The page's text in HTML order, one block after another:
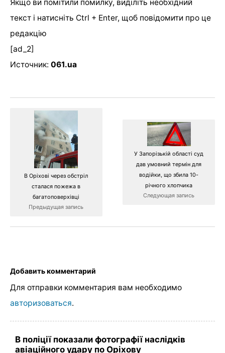
Якщо ви помітили помилку, виділіть необхідний
текст і натисніть Ctrl + Enter, щоб повідомити про це
редакцію
[ad_2]
Источник: 061.ua
В Оріхові через обстріл
сталася пожежа в
багатоповерхівці
Предыдущая запись
У Запорізькій області суд
дав умовний термін для
водійки, що збила 10-
річного хлопчика
Следующая запись
Добавить комментарий
Для отправки комментария вам необходимо
авторизоваться.
В поліції показали фотографії наслідків
авіаційного удару по Оріхову